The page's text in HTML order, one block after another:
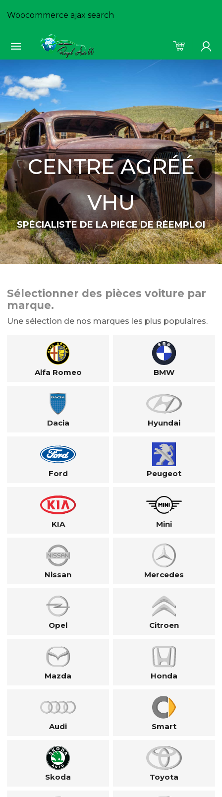
Woocommerce ajax search
CENTRE AGRÉÉ
VHU
SPÉCIALISTE DE LA PIÈCE DE RÉEMPLOI
Sélectionner des pièces voiture par
marque.
Une sélection de nos marques les plus populaires.
Alfa Romeo BMW
Dacia Hyundai
Ford Peugeot
KIA Mini
Nissan Mercedes
Opel Citroen
Mazda Honda
Audi Smart
Skoda Toyota